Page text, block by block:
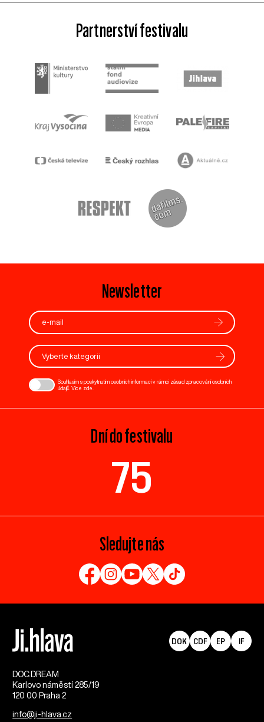
Partnerství festivalu
Newsletter
Vyberte kategorii
Souhlasím s poskytnutím osobních informací v rámci zásad zpracování osobních
údajů. Více zde
Dní do festivalu
75
Sledujte nás
DOC.DREAM​
Karlovo náměstí 285/19
120 00 Praha 2
info@ji-hlava.cz
DOK CDF EP IF